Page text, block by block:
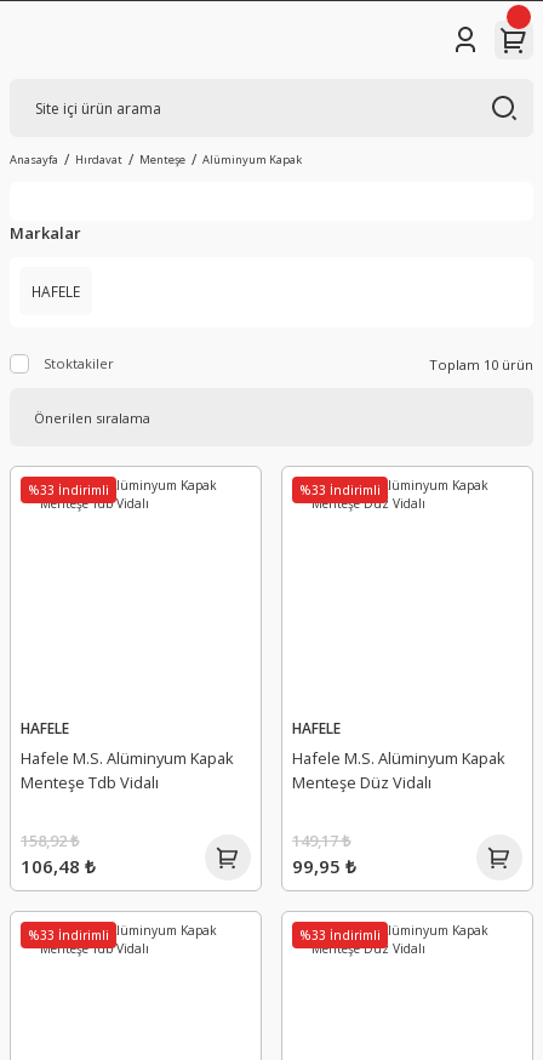
Anasayfa Hırdavat Menteşe Alüminyum Kapak
Markalar
HAFELE
Stoktakiler Toplam 10 ürün
%33 İndirimli
HAFELE
Hafele M.S. Alüminyum Kapak
Menteşe Tdb Vidalı
106,48 ₺
158,92 ₺
%33 İndirimli
HAFELE
Hafele M.S. Alüminyum Kapak
Menteşe Düz Vidalı
99,95 ₺
149,17 ₺
%33 İndirimli %33 İndirimli